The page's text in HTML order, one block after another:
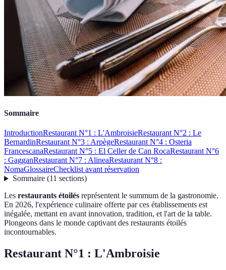
Sommaire
IntroductionRestaurant N°1 : L'AmbroisieRestaurant N°2 : Le
BernardinRestaurant N°3 : ArpègeRestaurant N°4 : Osteria
FrancescanaRestaurant N°5 : El Celler de Can RocaRestaurant N°6
: GagganRestaurant N°7 : AlineaRestaurant N°8 :
NomaGlossaireChecklist avant réservation
Sommaire(11 sections)
Les restaurants étoilés représentent le summum de la gastronomie.
En 2026, l'expérience culinaire offerte par ces établissements est
inégalée, mettant en avant innovation, tradition, et l'art de la table.
Plongeons dans le monde captivant des restaurants étoilés
incontournables.
Restaurant N°1 : L'Ambroisie